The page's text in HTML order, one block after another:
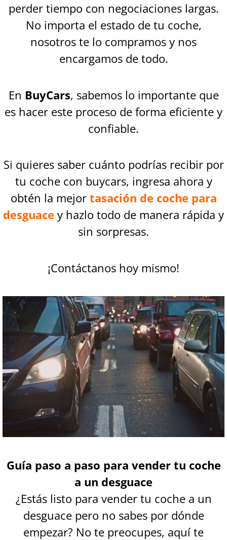
perder tiempo con negociaciones largas.
No importa el estado de tu coche,
nosotros te lo compramos y nos
encargamos de todo.
En BuyCars, sabemos lo importante que
es hacer este proceso de forma eficiente y
confiable.
Si quieres saber cuánto podrías recibir por
tu coche con buycars, ingresa ahora y
obtén la mejor tasación de coche para
desguace y hazlo todo de manera rápida y
sin sorpresas.
¡Contáctanos hoy mismo!
Guía paso a paso para vender tu coche
a un desguace
¿Estás listo para vender tu coche a un
desguace pero no sabes por dónde
empezar? No te preocupes, aquí te